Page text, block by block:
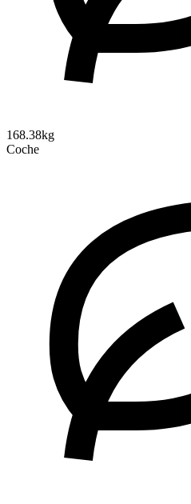
168.38kg
Coche